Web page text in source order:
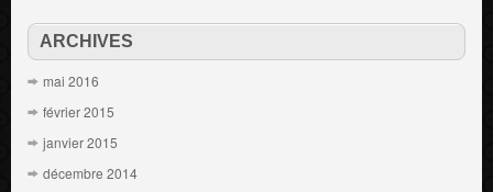
ARCHIVES
mai 2016
février 2015
janvier 2015
décembre 2014